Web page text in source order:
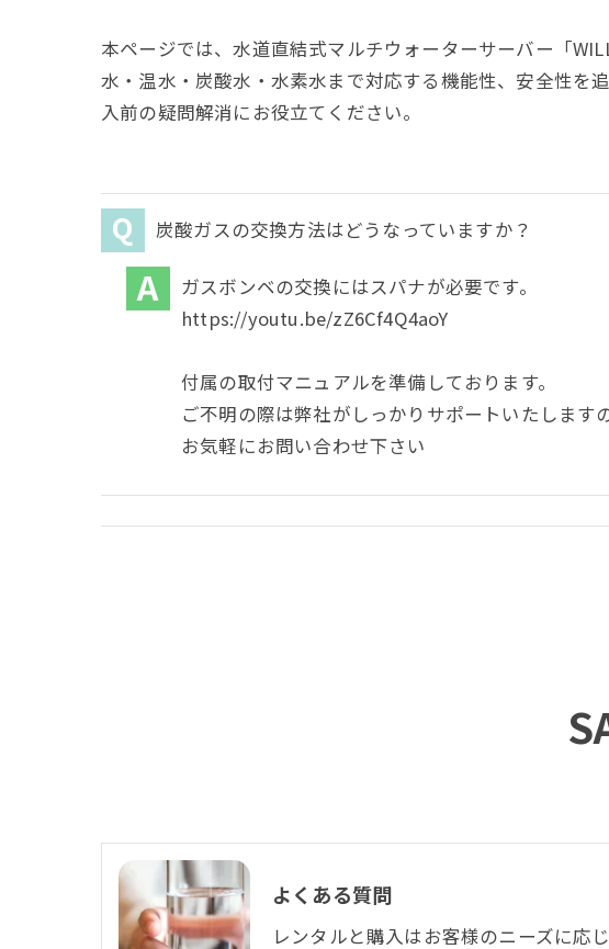
本ページでは、水道直結式マルチウォーターサーバー「
水・温水・炭酸水・水素水まで対応する機能性、安全性を
入前の疑問解消にお役立てください。
炭酸ガスの交換方法はどうなっていますか？
ガスボンベの交換にはスパナが必要です。
https://youtu.be/zZ6Cf4Q4aoY
付属の取付マニュアルを準備しております。
ご不明の際は弊社がしっかりサポートいたします
お気軽にお問い合わせ下さい
よくある質問
レンタルと購入はお客様のニーズに応